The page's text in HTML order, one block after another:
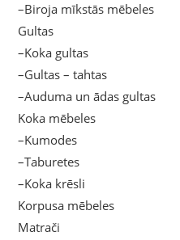
–Biroja mīkstās mēbeles
Gultas
–Koka gultas
–Gultas – tahtas
–Auduma un ādas gultas
Koka mēbeles
–Kumodes
–Taburetes
–Koka krēsli
Korpusa mēbeles
Matrači